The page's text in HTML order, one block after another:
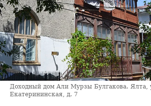
Доходный дом Али Мурзы Булгакова. Ялта,
Екатерининская, д. 7